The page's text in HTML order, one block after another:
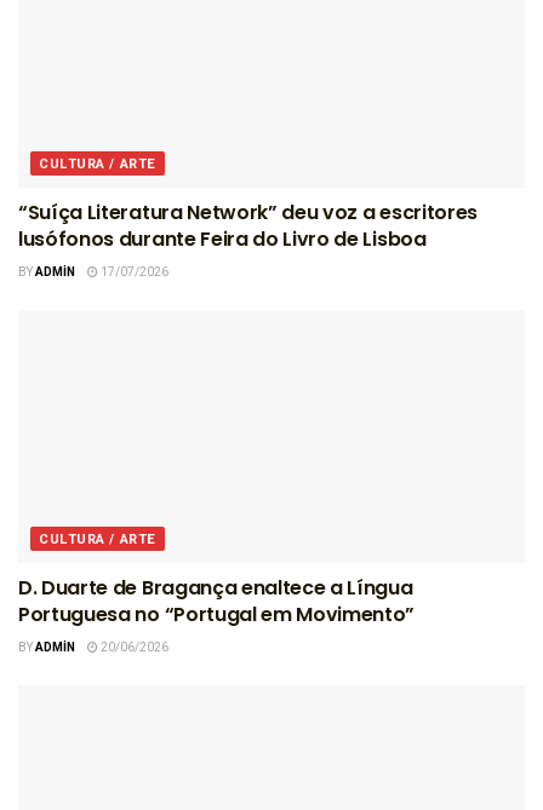
CULTURA / ARTE
“Suíça Literatura Network” deu voz a escritores
lusófonos durante Feira do Livro de Lisboa
BYADMIN 17/07/2026
CULTURA / ARTE
D. Duarte de Bragança enaltece a Língua
Portuguesa no “Portugal em Movimento”
BYADMIN 20/06/2026